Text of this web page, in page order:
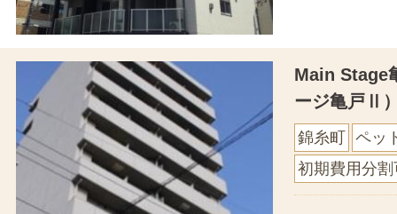
Main Stage
ージ亀戸Ⅱ
錦糸町
ペッ
初期費用分割